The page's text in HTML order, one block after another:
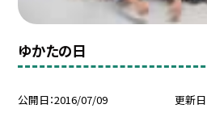
ゆかたの日
公開日 2016/07/09 更新日